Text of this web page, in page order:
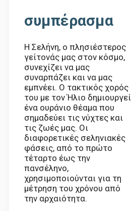
συμπέρασμα
Η Σελήνη, ο πλησιέστερος
γείτονάς μας στον κόσμο,
συνεχίζει να μας
συναρπάζει και να μας
εμπνέει. Ο τακτικός χορός
του με τον Ήλιο δημιουργεί
ένα ουράνιο θέαμα που
σημαδεύει τις νύχτες και
τις ζωές μας. Οι
διαφορετικές σεληνιακές
φάσεις, από το πρώτο
τέταρτο έως την
πανσέληνο,
χρησιμοποιούνται για τη
μέτρηση του χρόνου από
την αρχαιότητα.